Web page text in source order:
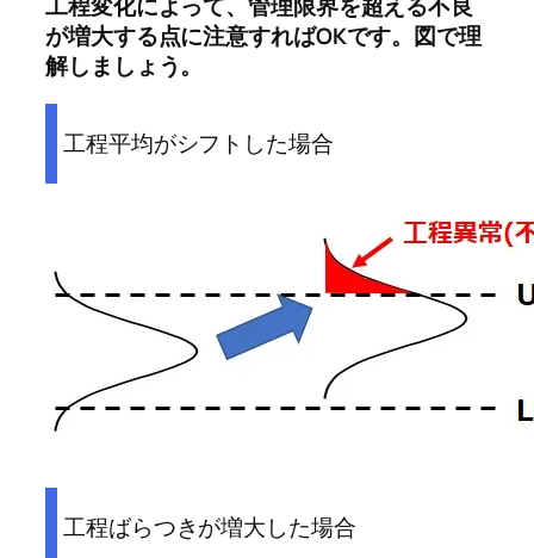
が増大する点に注意すればOKです。図で理
解しましょう。
工程平均がシフトした場合
工程ばらつきが増大した場合